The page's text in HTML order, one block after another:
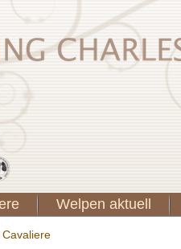
Welpen aktuell
Cavaliere